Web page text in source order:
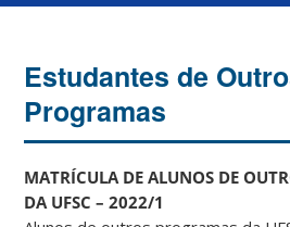
Estudantes de
Programas
MATRÍCULA DE ALUNOS DE
DA UFSC – 2022/1